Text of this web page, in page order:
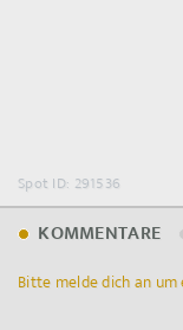
Spot ID: 291536
KOMMENTARE
Bitte melde dich an